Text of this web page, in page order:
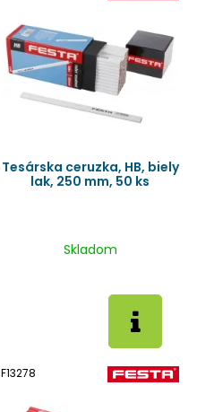
Tesárska ceruzka, HB, biely
lak, 250 mm, 50 ks
Skladom
F13278